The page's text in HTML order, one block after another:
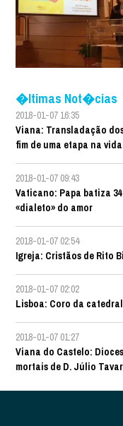
�ltimas Not�cias
2018-01-07 16:35
Viana: Transladação
fim de uma etapa na
2018-01-07 09:43
Vaticano: Papa batiza
«dialeto» do amor
2018-01-07 02:54
Igreja: Cristãos de Rito
2018-01-07 02:02
Lisboa: Coro da
2018-01-07 01:27
Viana do Castelo:
mortais de D. Júlio